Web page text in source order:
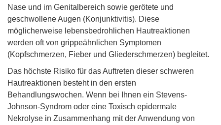
Nase und im Genitalbereich sowie gerötete und
geschwollene Augen (Konjunktivitis). Diese
möglicherweise lebensbedrohlichen Hautreaktionen
werden oft von grippeähnlichen Symptomen
(Kopfschmerzen, Fieber und Gliederschmerzen) begleitet.
Das höchste Risiko für das Auftreten dieser schweren
Hautreaktionen besteht in den ersten
Behandlungswochen. Wenn bei Ihnen ein Stevens-
Johnson-Syndrom oder eine Toxisch epidermale
Nekrolyse in Zusammenhang mit der Anwendung von